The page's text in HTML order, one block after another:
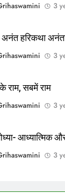
3
अनंत हरिकथा
3
राम, सबमें राम
3
आध्यात्मिक
3